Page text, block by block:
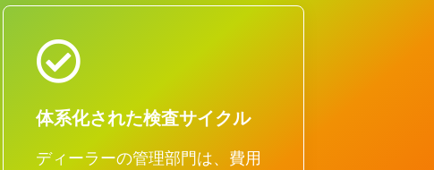
体系化された検査サイクル
ディーラーの管理部門は、費用